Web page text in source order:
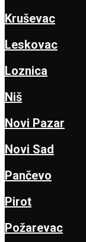
Kruševac
Leskovac
Loznica
Niš
Novi Pazar
Novi Sad
Pančevo
Pirot
Požarevac